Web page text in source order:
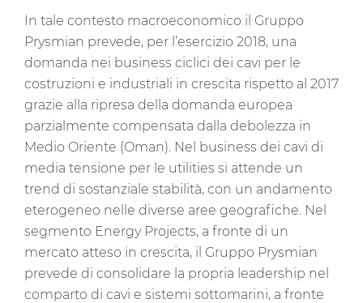
In tale contesto macroeconomico il Gruppo
Prysmian prevede, per l’esercizio 2018, una
domanda nei business ciclici dei cavi per le
costruzioni e industriali in crescita rispetto al 2017
grazie alla ripresa della domanda europea
parzialmente compensata dalla debolezza in
Medio Oriente (Oman). Nel business dei cavi di
media tensione per le utilities si attende un
trend di sostanziale stabilità, con un andamento
eterogeneo nelle diverse aree geografiche. Nel
segmento Energy Projects, a fronte di un
mercato atteso in crescita, il Gruppo Prysmian
prevede di consolidare la propria leadership nel
comparto di cavi e sistemi sottomarini, a fronte